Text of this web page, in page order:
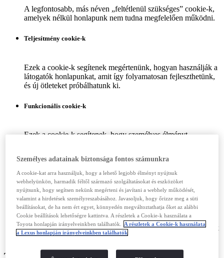
A legfontosabb, más néven „feltétlenül szükséges” cookie-k,
amelyek nélkül honlapunk nem tudna megfelelően működni.
Teljesítmény cookie-k
Ezek a cookie-k segítenek megértenünk, hogyan használják a
látogatók honlapunkat, amit így folyamatosan fejleszthetünk,
és új ötleteket próbálhatunk ki.
Funkcionális cookie-k
Ezek a cookie-k segítenek, hogy személyes élményt
autókat.
Közösségi média és reklám
Ezeket a cookie-kat a honlapon kívüli hirdetéseink személyre
szabására használjuk, hogy hirdetéseink jobban megfeleljenek
az Ön érdeklődésének.
Személyes adatainak biztonsága fontos számunkra
A cookie-kat arra használjuk, hogy a lehető legjobb élményt nyújtsuk
webhelyünkön, harmadik féltől származó szolgáltatásokat és eszközöket
nyújtsunk, hogy segítsen nekünk megérteni és javítani a webhely működését,
valamint a hirdetések személyreszabásához. Javasoljuk, hogy őrizze meg a süti
beállításokat, de ha nem ért egyet, könnyedén megváltoztathatja őket az alábbi
Cookie beállítások lehetőségre kattintva. A részletek a Cookie-k használata a
Toyota honlapján irányelveinkben találhatók.
A részletek a Cookie-k használata
a Lexus honlapján irányelveinkben találhatók